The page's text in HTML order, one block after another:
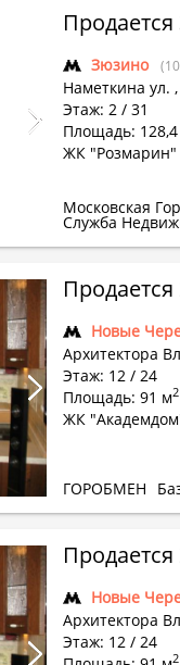
Зюзино
Наметкина ул. ,
Этаж: 2 / 31
Площадь:
ЖК "Розмарин"
Московская
Служба
Новые
Архитектора
Этаж: 12 / 24
Площадь: 91 м2
ЖК
ГОРОБМЕН
Новые
Архитектора
Этаж: 12 / 24
2